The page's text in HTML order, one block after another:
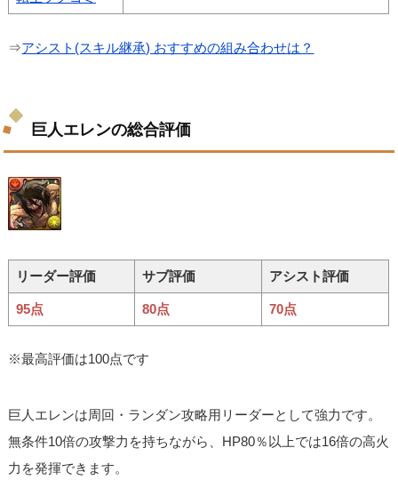
⇒アシスト(スキル継承) おすすめの組み合わせは？
巨人エレンの総合評価
リーダー評価 サブ評価 アシスト評価
95点 80点 70点
※最高評価は100点です
巨人エレンは周回・ランダン攻略用リーダーとして強力です。
無条件10倍の攻撃力を持ちながら、HP80％以上では16倍の高火
力を発揮できます。